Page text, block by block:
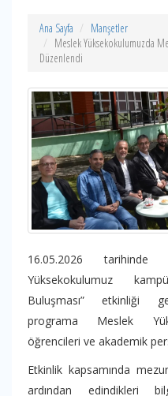
Ana Sayfa
Manşetler
Meslek Yüksekokulumuzda
Düzenlendi
16.05.2026
Yüksekokulumuz
Buluşması” etkinliği
programa Meslek
öğrencileri ve akademik
Etkinlik kapsamında
ardından edindikleri